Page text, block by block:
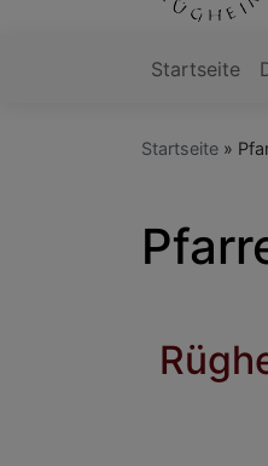
Startseite
Startseite